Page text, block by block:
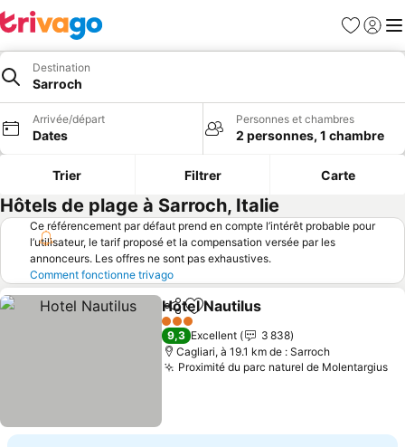
Favoris
Se
Destination
Sarroch
Arrivée/départ
Dates
Personnes et chambres
2 personnes, 1 chambre
Trier Filtrer Carte
Hôtels de plage à Sarroch, Italie
Ce référencement par défaut prend en compte l’intérêt probable pour
l’utilisateur, le tarif proposé et la compensation versée par les
annonceurs. Les offres ne sont pas exhaustives.
Comment fonctionne trivago
PartagerAjouter à mes favoris
Hotel Nautilus
3 Étoiles
9,3 Excellent
3 838
Cagliari, à 19.1 km de : Sarroch
Proximité du parc naturel de Molentargius